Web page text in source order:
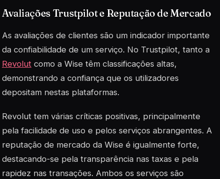
Avaliações Trustpilot e Reputação de Mercado
As avaliações de clientes são um indicador importante
da confiabilidade de um serviço. No Trustpilot, tanto a
Revolut como a Wise têm classificações altas,
demonstrando a confiança que os utilizadores
depositam nestas plataformas.
Revolut tem várias críticas positivas, principalmente
pela facilidade de uso e pelos serviços abrangentes. A
reputação de mercado da Wise é igualmente forte,
destacando-se pela transparência nas taxas e pela
rapidez nas transações. Ambos os serviços são